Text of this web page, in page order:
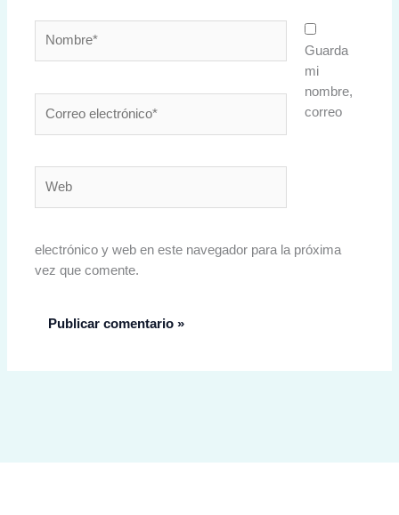
electrónico*
Guarda
mi
nombre,
correo
electrónico y web en este navegador para la próxima
vez que comente.